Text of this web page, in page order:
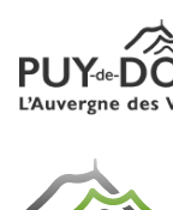
Panneau de